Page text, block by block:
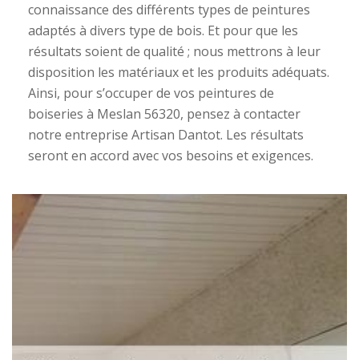
connaissance des différents types de peintures
adaptés à divers type de bois. Et pour que les
résultats soient de qualité ; nous mettrons à leur
disposition les matériaux et les produits adéquats.
Ainsi, pour s’occuper de vos peintures de
boiseries à Meslan 56320, pensez à contacter
notre entreprise Artisan Dantot. Les résultats
seront en accord avec vos besoins et exigences.